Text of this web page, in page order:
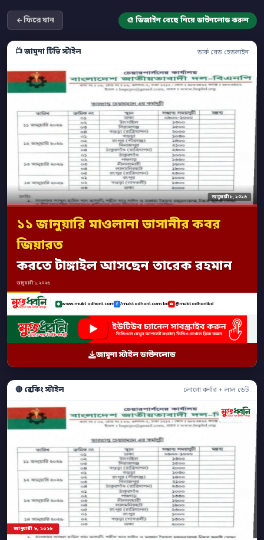
ফিরে যান 🎨 ডিজাইন বেছে নিয়ে ডাউনলোড করুন
📺 জামুনা টিভি স্টাইল ডার্ক রেড হেডলাইন
জানুয়ারী ৮, ২০২৬
১১ জানুয়ারি মাওলানা ভাসানীর কবর
জিয়ারত
করতে টাঙ্গাইল আসছেন তারেক রহমান
জানুয়ারী ৮, ২০২৬
www.muktodhoni.com /muktodhoni.com.bd @muktodhonibd
জামুনা স্টাইল ডাউনলোড
🔴 ব্রেকিং স্টাইল লোগো কর্নার + লাল ডেট
জানুয়ারী ৮, ২০২৬